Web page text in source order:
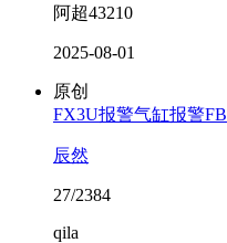
阿超43210
2025-08-01
原创
FX3U报警气缸报警FB
辰然
27/2384
qila